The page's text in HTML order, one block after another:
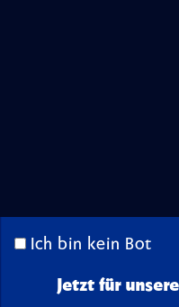
Ich bin kein Bot
Jetzt für